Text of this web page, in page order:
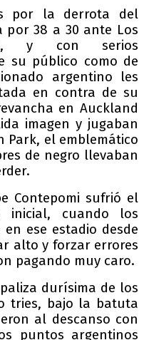
por la derrota del
por 38 a 30 ante Los
y con serios
su público como de
argentino les
en contra de su
en Auckland
imagen y jugaban
Park, el emblemático
de negro llevaban
Contepomi sufrió el
inicial, cuando los
ese estadio desde
alto y forzar errores
pagando muy caro.
durísima de los
tries, bajo la batuta
al descanso con
puntos argentinos